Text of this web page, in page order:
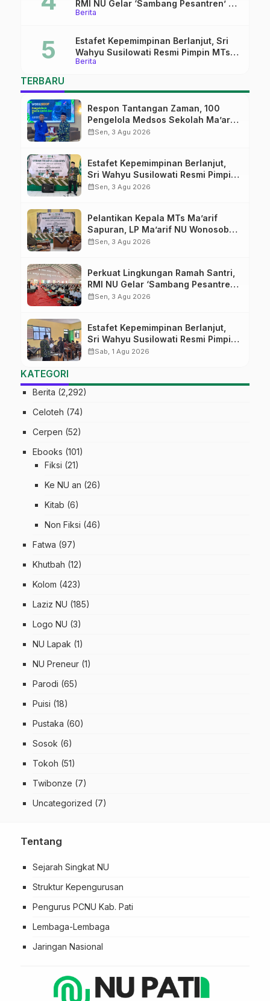
Berita
RMI NU Gelar ‘Sambang Pesantren’ di
Pati
Berita
Estafet Kepemimpinan Berlanjut, Sri
Wahyu Susilowati Resmi Pimpin MTs
Ma’arif Sapuran
TERBARU
Respon Tantangan Zaman, 100
Pengelola Medsos Sekolah Ma’arif
Pekalongan Ikuti Pelatihan Literasi
calendar_monthSen, 3 Agu 2026
Estafet Kepemimpinan Berlanjut,
Sri Wahyu Susilowati Resmi Pimpin
MTs Ma’arif Sapuran
calendar_monthSen, 3 Agu 2026
Pelantikan Kepala MTs Ma’arif
Sapuran, LP Ma’arif NU Wonosobo
Tekankan Lima Amanah
calendar_monthSen, 3 Agu 2026
Perkuat Lingkungan Ramah Santri,
RMI NU Gelar ‘Sambang Pesantren’
di Pati
calendar_monthSen, 3 Agu 2026
Estafet Kepemimpinan Berlanjut,
Sri Wahyu Susilowati Resmi Pimpin
MTs Ma’arif Sapuran
calendar_monthSab, 1 Agu 2026
KATEGORI
Berita (2,292)
Celoteh (74)
Cerpen (52)
Ebooks (101)
Fiksi (21)
Ke NU an (26)
Kitab (6)
Non Fiksi (46)
Fatwa (97)
Khutbah (12)
Kolom (423)
Laziz NU (185)
Logo NU (3)
NU Lapak (1)
NU Preneur (1)
Parodi (65)
Puisi (18)
Pustaka (60)
Sosok (6)
Tokoh (51)
Twibonze (7)
Uncategorized (7)
Tentang
Sejarah Singkat NU
Struktur Kepengurusan
Pengurus PCNU Kab. Pati
Lembaga-Lembaga
Jaringan Nasional